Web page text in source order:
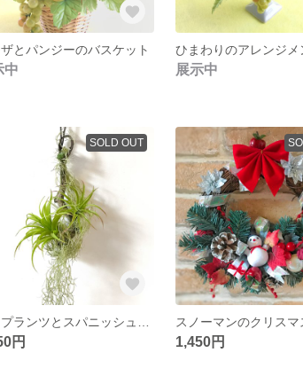
ザとパンジーのバスケット
中 展示中
SOLD OUT
円
スノーマンのクリスマ
1,450円